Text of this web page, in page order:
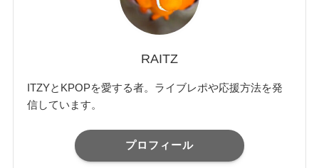
RAITZ
ITZYとKPOPを愛する者。ライブレポや応援方法を発
信しています。
プロフィール